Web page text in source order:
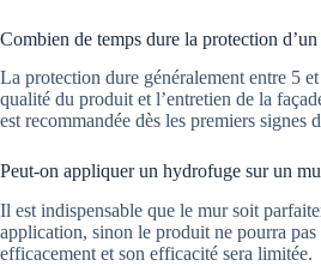
Combien de temps dure la protection
La protection dure généralement entre 5
qualité du produit et l’entretien de la
est recommandée dès les premiers signes
Peut-on appliquer un hydrofuge sur un
Il est indispensable que le mur soit
application, sinon le produit ne pourra pas
efficacement et son efficacité sera limitée.